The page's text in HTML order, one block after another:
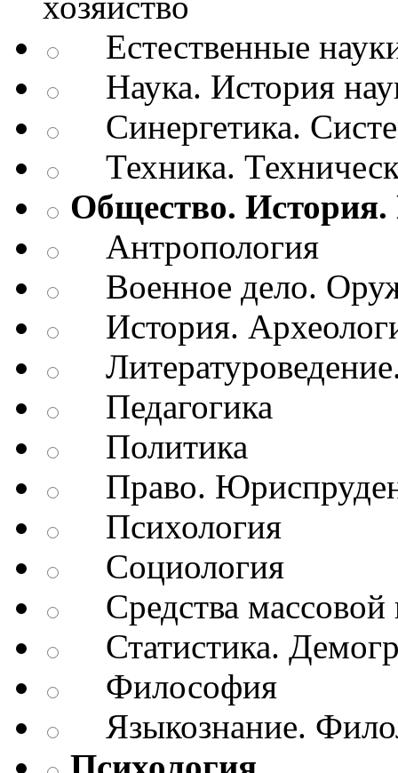
Естественные
Наука. История
Синергетика.
Техника.
Общество.
Антропология
Военное дело.
История.
Педагогика
Политика
Право.
Психология
Социология
Средства
Статистика.
Философия
Языкознание.